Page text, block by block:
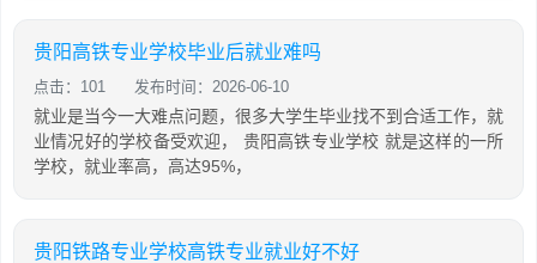
贵阳高铁专业学校毕业后就业难吗
点击：101 发布时间：2026-06-10
就业是当今一大难点问题，很多大学生毕业找不到合适工作，就
业情况好的学校备受欢迎， 贵阳高铁专业学校 就是这样的一所
学校，就业率高，高达95%，
贵阳铁路专业学校高铁专业就业好不好